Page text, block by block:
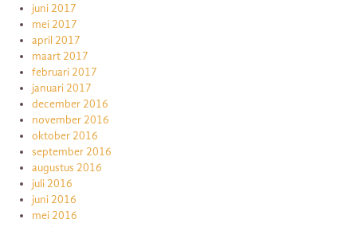
juni 2017
mei 2017
april 2017
maart 2017
februari 2017
januari 2017
december 2016
november 2016
oktober 2016
september 2016
augustus 2016
juli 2016
juni 2016
mei 2016